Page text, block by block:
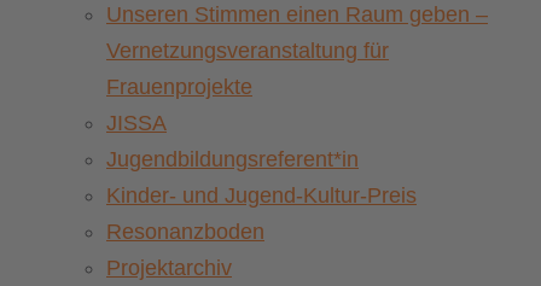
Unseren Stimmen einen Raum geben –
Vernetzungsveranstaltung für
Frauenprojekte
JISSA
Jugendbildungsreferent*in
Kinder- und Jugend-Kultur-Preis
Resonanzboden
Projektarchiv